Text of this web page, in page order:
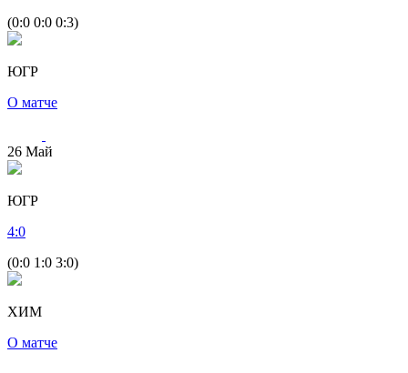
(0:0 0:0 0:3)
ЮГР
О матче
26 Май
ЮГР
4:0
(0:0 1:0 3:0)
ХИМ
О матче